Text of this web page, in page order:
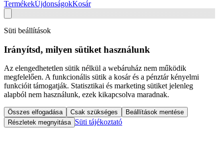
TermékekÚjdonságokKosár
Süti beállítások
Irányítsd, milyen sütiket használunk
Az elengedhetetlen sütik nélkül a webáruház nem működik
megfelelően. A funkcionális sütik a kosár és a pénztár kényelmi
funkcióit támogatják. Statisztikai és marketing sütiket jelenleg
alapból nem használunk, ezek kikapcsolva maradnak.
Összes elfogadása Csak szükséges
Beállítások mentése
Részletek megnyitása Süti tájékoztató